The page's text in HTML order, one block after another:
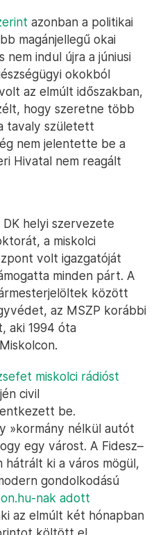
azonban a politikai
magánjellegű okai
nem indul újra a júniusi
okokból
az elmúlt időszakban,
hogy szeretne több
tavaly született
nem jelentette be a
Hivatal nem reagált
helyi szervezete
a miskolci
volt igazgatóját
minden párt. A
között
az MSZP korábbi
aki 1994 óta
miskolci rádióst
civil
be.
»kormány nélkül autót
egy várost. A Fidesz–
hátrált ki a város mögül,
gondolkodású
nak adott
az elmúlt két hónapban